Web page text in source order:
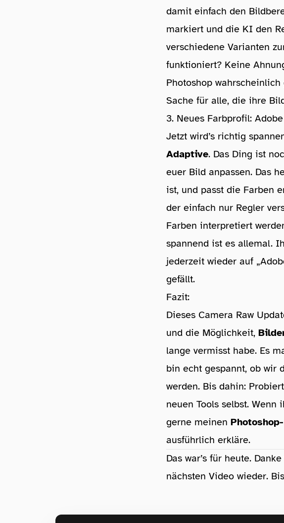
damit einfach den
markiert und die KI den
verschiedene Varianten
funktioniert? Keine
Photoshop
Sache für alle, die ihre
3. Neues Farbprofil:
Jetzt wird’s richtig
Adaptive. Das Ding ist
euer Bild anpassen. Das
ist, und passt die Farben
der einfach nur Regler
Farben interpretiert
spannend ist es allemal.
jederzeit wieder auf
gefällt.
Fazit:
Dieses Camera Raw
und die Möglichkeit,
lange vermisst habe. Es
bin echt gespannt, ob wir
werden. Bis dahin:
neuen Tools selbst.
gerne meinen
ausführlich erkläre.
Das war’s für heute.
nächsten Video wieder.